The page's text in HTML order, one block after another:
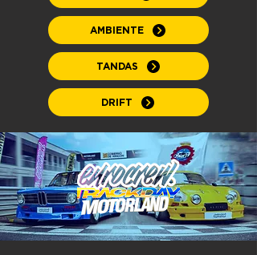
AMBIENTE
TANDAS
DRIFT